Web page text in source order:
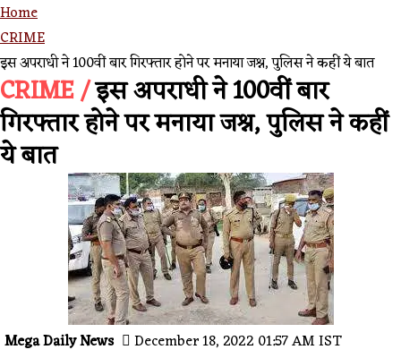
Home
CRIME
इस अपराधी ने 100वीं बार गिरफ्तार होने पर मनाया जश्न, पुलिस ने कहीं ये बात
CRIME /इस अपराधी ने 100वीं बार
गिरफ्तार होने पर मनाया जश्न, पुलिस ने कहीं
ये बात
Mega Daily News December 18, 2022 01:57 AM IST